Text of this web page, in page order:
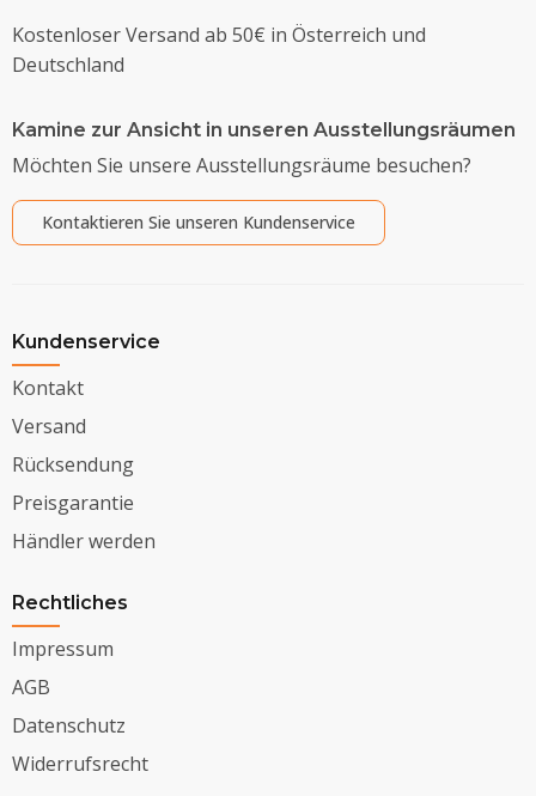
Kostenloser Versand ab 50€ in Österreich und
Deutschland
Kamine zur Ansicht in unseren Ausstellungsräumen
Möchten Sie unsere Ausstellungsräume besuchen?
Kontaktieren Sie unseren Kundenservice
Kundenservice
Kontakt
Versand
Rücksendung
Preisgarantie
Händler werden
Rechtliches
Impressum
AGB
Datenschutz
Widerrufsrecht